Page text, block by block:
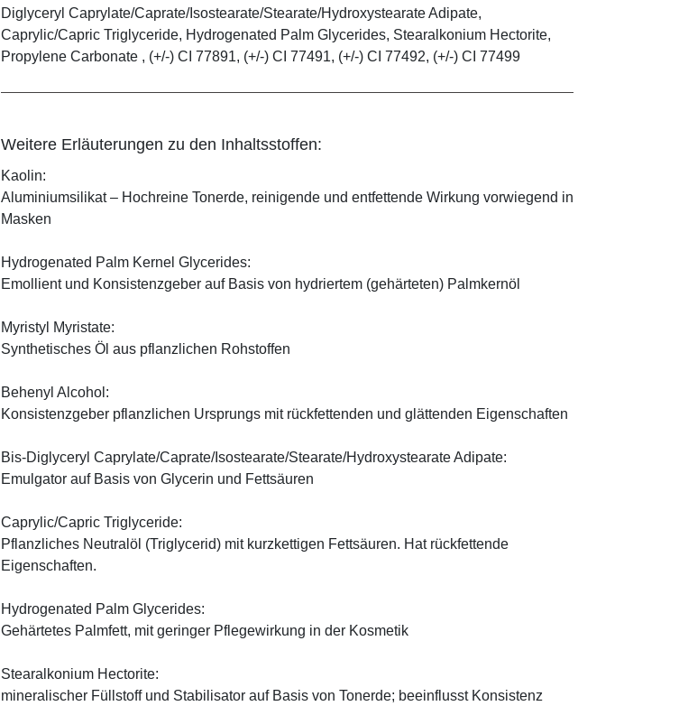
Diglyceryl Caprylate/Caprate/Isostearate/Stearate/Hydroxystearate Adipate,
Caprylic/Capric Triglyceride, Hydrogenated Palm Glycerides, Stearalkonium Hectorite,
Propylene Carbonate , (+/-) CI 77891, (+/-) CI 77491, (+/-) CI 77492, (+/-) CI 77499
Weitere Erläuterungen zu den Inhaltsstoffen:
Kaolin:
Aluminiumsilikat – Hochreine Tonerde, reinigende und entfettende Wirkung vorwiegend in
Masken
Hydrogenated Palm Kernel Glycerides:
Emollient und Konsistenzgeber auf Basis von hydriertem (gehärteten) Palmkernöl
Myristyl Myristate:
Synthetisches Öl aus pflanzlichen Rohstoffen
Behenyl Alcohol:
Konsistenzgeber pflanzlichen Ursprungs mit rückfettenden und glättenden Eigenschaften
Bis-Diglyceryl Caprylate/Caprate/Isostearate/Stearate/Hydroxystearate Adipate:
Emulgator auf Basis von Glycerin und Fettsäuren
Caprylic/Capric Triglyceride:
Pflanzliches Neutralöl (Triglycerid) mit kurzkettigen Fettsäuren. Hat rückfettende
Eigenschaften.
Hydrogenated Palm Glycerides:
Gehärtetes Palmfett, mit geringer Pflegewirkung in der Kosmetik
Stearalkonium Hectorite:
mineralischer Füllstoff und Stabilisator auf Basis von Tonerde; beeinflusst Konsistenz